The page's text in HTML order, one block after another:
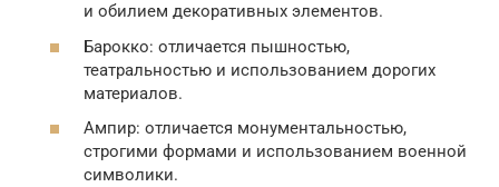
и обилием декоративных элементов.
Барокко: отличается пышностью,
театральностью и использованием дорогих
материалов.
Ампир: отличается монументальностью,
строгими формами и использованием военной
символики.